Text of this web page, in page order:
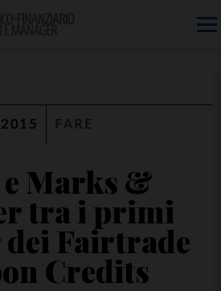
FARE
Marks &
tra i primi
Fairtrade
Credits